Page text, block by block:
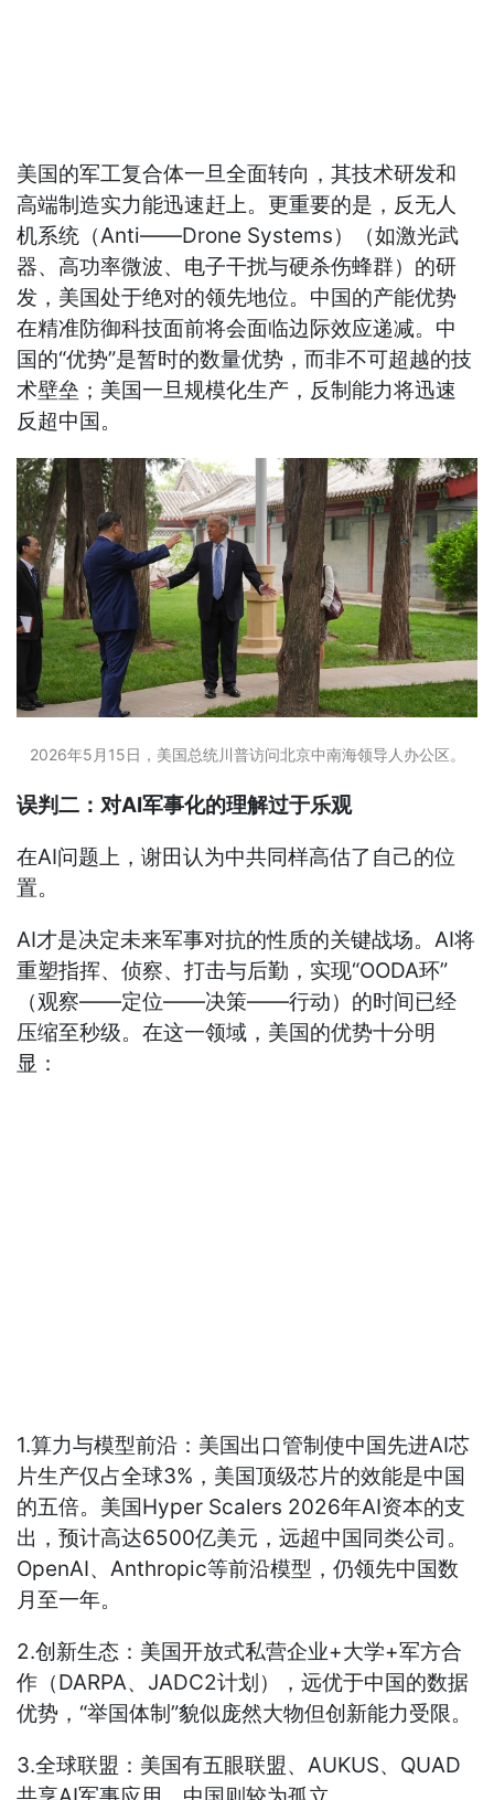
美国的军工复合体一旦全面转向，其技术研发和
高端制造实力能迅速赶上。更重要的是，反无人
机系统（Anti——Drone Systems）（如激光武
器、高功率微波、电子干扰与硬杀伤蜂群）的研
发，美国处于绝对的领先地位。中国的产能优势
在精准防御科技面前将会面临边际效应递减。中
国的“优势”是暂时的数量优势，而非不可超越的技
术壁垒；美国一旦规模化生产，反制能力将迅速
反超中国。
2026年5月15日，美国总统川普访问北京中南海领导人办公区。
误判二：对AI军事化的理解过于乐观
在AI问题上，谢田认为中共同样高估了自己的位
置。
AI才是决定未来军事对抗的性质的关键战场。AI将
重塑指挥、侦察、打击与后勤，实现“OODA环”
（观察——定位——决策——行动）的时间已经
压缩至秒级。在这一领域，美国的优势十分明
显：
1.算力与模型前沿：美国出口管制使中国先进AI芯
片生产仅占全球3%，美国顶级芯片的效能是中国
的五倍。美国Hyper Scalers 2026年AI资本的支
出，预计高达6500亿美元，远超中国同类公司。
OpenAI、Anthropic等前沿模型，仍领先中国数
月至一年。
2.创新生态：美国开放式私营企业+大学+军方合
作（DARPA、JADC2计划），远优于中国的数据
优势，“举国体制”貌似庞然大物但创新能力受限。
3.全球联盟：美国有五眼联盟、AUKUS、QUAD